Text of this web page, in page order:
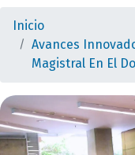
Inicio
Avances
Magistral En El